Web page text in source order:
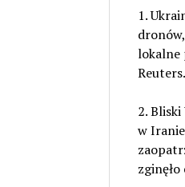
1.
lokalne
Reuters.
2.
w